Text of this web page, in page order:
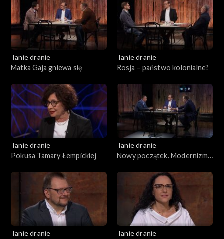
Tanie dranie
Matka Gaja gniewa się
Tanie dranie
Rosja – państwo kolonialne?
Tanie dranie
Pokusa Tamary Łempickiej
Tanie dranie
Nowy początek. Modernizm
Tanie dranie
Tanie dranie